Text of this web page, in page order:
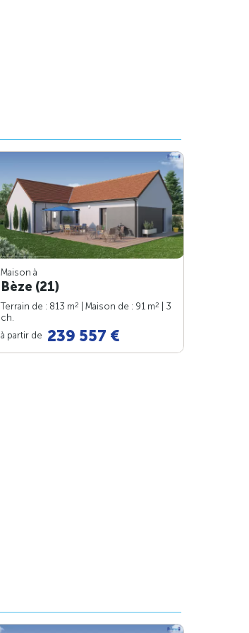
Maison à
Bèze (21)
Terrain de : 813 m2 | Maison de : 91 m2
| 3
ch.
à partir de 239 557 €